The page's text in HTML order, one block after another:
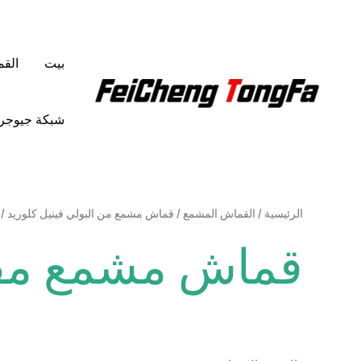
بيت
شبكة
الرئيسية / القماش المشمع / قماش مشمع من البولي فينيل كلوريد
قماش مشمع